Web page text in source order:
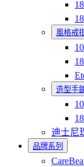
風格戒
造型手
迪士尼
品牌系列